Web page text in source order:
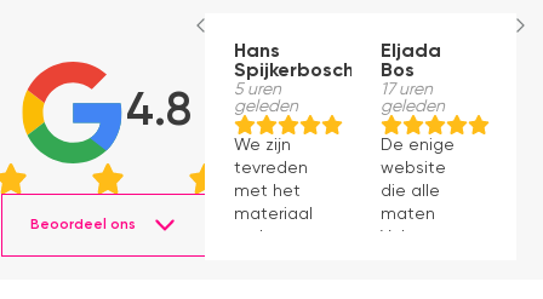
4.8
Beoordeel ons
Hans
Spijkerbosch
5 uren
geleden
We zijn
tevreden
met het
materiaal
Eljada
Bos
17 uren
geleden
De enige
website
die alle
maten